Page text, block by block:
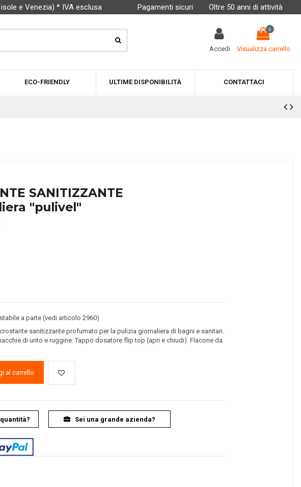
e Venezia) * IVA esclusa Pagamenti sicuri Oltre 50 anni di attività
Accedi
0
Visualizza carrello
ECO-FRIENDLY ULTIME DISPONIBILITÀ CONTATTACI
SANITIZZANTE
"pulivel"
a parte (vedi articolo 2960)
sanitizzante profumato per la pulizia giornaliera di bagni e sanitari.
di unto e ruggine. Tappo dosatore flip top (apri e chiudi). Flacone da
al carrello
Sei una grande azienda?